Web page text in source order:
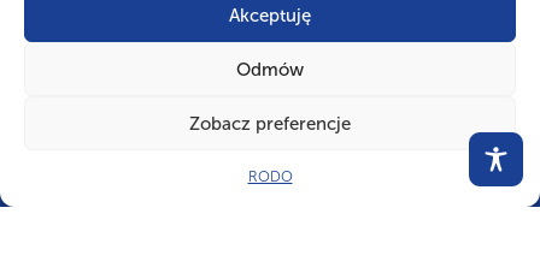
Akceptuję
Odmów
Zobacz preferencje
RODO
sposób pełnione funkcje, osiągnięcia oraz stopnie.